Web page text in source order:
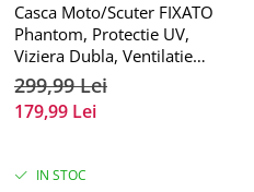
Casca Moto/Scuter FIXATO
Phantom, Protectie UV,
Viziera Dubla, Ventilatie
buna si permeabilitate la
aer, Marime universala 59-
62 cm, Negru Argintiu
299,99 Lei
179,99 Lei
IN STOC